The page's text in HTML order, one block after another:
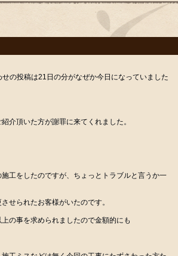
の投稿は21日の分がなぜか今日になっていました
介頂いた方が謝罪に来てくれました。
工をしたのですが、ちょっとトラブルと言うか一
せられたお客様がいたのです。
の事を求められましたので金額的にも